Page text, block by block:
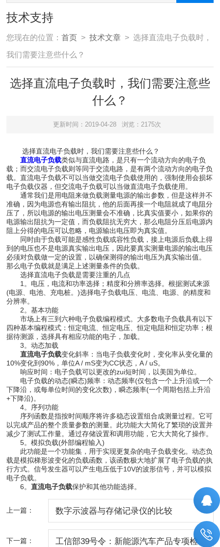
技术支持
您现在的位置：首页 >技术文章 > 选择直流电子负载时，
我们需要注意些什么？
选择直流电子负载时，我们需要注意些
什么？
更新时间：2019-04-28 浏览：2175次
选择直流电子负载时，我们需要注意些什么？
直流电子负载类似与直流电路，是只有一个流动方向的电子负
载；而交流电子负载则等同于交流电路，是有两个流动方向的电子负
载。直流电子负载不可以当做交流电子负载使用的，强制使用会损坏
电子负载仪器，但交流电子负载可以当做直流电子负载使用。
通常我们是用电阻来做负载测量电源的输出参数，但是这样并不
准确，因为电源也有输出阻抗，他的后面再接一个电阻就成了电阻分
压了，所以电源的输出电压测量会不准确，比真实值要小，如果你的
电源输出阻抗为一定值，而负载阻抗无穷大，那么电阻分压后电源内
阻上分得的电压可以忽略，电源输出电压即为真实值。
同时由于负载可能是感性负载或容性负载，接上电源后负载上得
到的电压也不是电源真实输出电压，因此要真实测量电源的输出电压
必须对负载做一定的设置，以确保测得的输出电压为真实输出值。
那么电子负载就是满足上述测量条件的负载。
选择直流电子负载是需要注重的几点
1。电压，电流和功率选择；精度和分辨率选择。根据测试来源
(电源、电池、充电桩。)选择电子负载电压、电流、电源、的精度和
分辨率。
2。基本功能
市场上有三到六种电子负载编程模式。大多数电子负载具有以下
四种基本编程模式：恒定电流、恒定电压、恒定电阻和恒定功率；根
据待测源，选择具有相应功能的电子，加载。
3。动态加载
直流电子负载变化斜率：当电子负载变化时，变化率从变化量的
10%变化到90%，单位A / mS变为CC状态，A / uS。
响应时间：电子负载可以更改的zui短时间，以美国为单位。
电子负载的动态(瞬态)频率：动态频率(仅包含一个上升沿或一个
下降沿，或每单位时间的变化次数)，瞬态频率(一个周期包括上升沿
+下降沿)。
4。序列功能
序列函数是指按时间顺序将许多稳态设置组合成测量过程。它可
以完成产品的整个质量参数的测量。此功能大大简化了繁琐的设置并
减少了测试工作量。通过存储设置和调用功能，它大大简化了操作。
5。模拟负载(外部编程输入)
此功能是一个功能集，用于实现更复杂的电子负载变化。动态负
载是模拟梯形波变化的负载函数，该函数极大地扩展了电子负载的执
行方式。信号发生器可以产生电压低于10V的波形信号，并可以模拟
电子负载。
6。直流电子负载保护和其他功能选择。
上一篇： 数字示波器与存储记录仪的比较
下一篇： 工信部39号令：新能源汽车产品专项检